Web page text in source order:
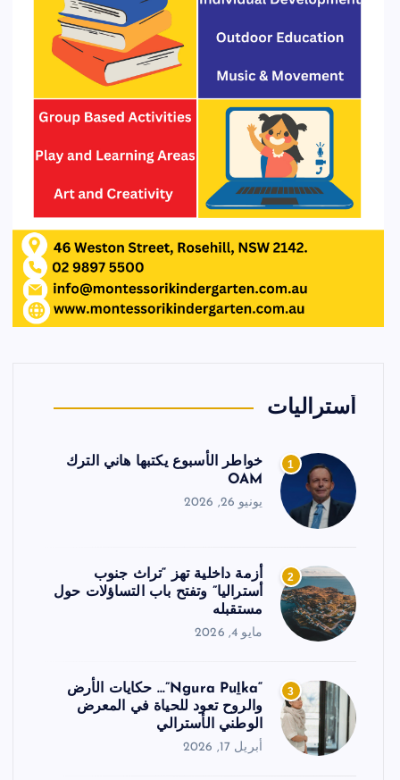
أستراليات
1
خواطر الأسبوع يكتبها هاني الترك
OAM
يونيو 26, 2026
2
أزمة داخلية تهز “تراث جنوب
أستراليا” وتفتح باب التساؤلات حول
مستقبله
مايو 4, 2026
3
“Ngura Puḻka”… حكايات الأرض
والروح تعود للحياة في المعرض
الوطني الأسترالي
أبريل 17, 2026